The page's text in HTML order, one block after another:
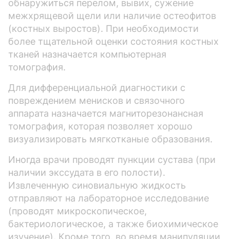
обнаружиться перелом, вывих, сужение
межхрящевой щели или наличие остеофитов
(костных выростов). При необходимости
более тщательной оценки состояния костных
тканей назначается компьютерная
томография.
Для дифференциальной диагностики с
повреждением менисков и связочного
аппарата назначается магниторезонансная
томография, которая позволяет хорошо
визуализировать мягкотканые образования.
Иногда врачи проводят пункции сустава (при
наличии экссудата в его полости).
Извлеченную синовиальную жидкость
отправляют на лабораторное исследование
(проводят микроскопическое,
бактериологическое, а также биохимическое
изучение). Кроме того, во время манипуляции